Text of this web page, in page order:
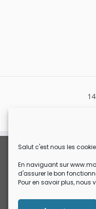
Salut c'est nous les
En naviguant sur
d'assurer le bon
Pour en savoir plus, nous
Conditions